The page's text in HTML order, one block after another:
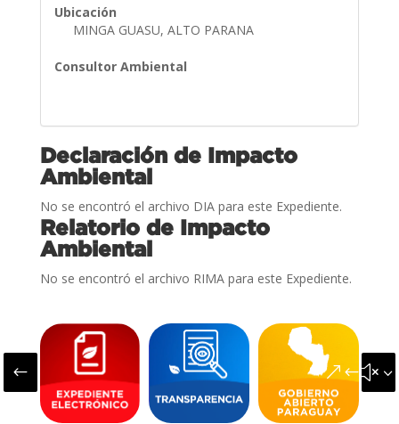
Ubicación
MINGA GUASU, ALTO PARANA
Consultor Ambiental
Declaración de Impacto
Ambiental
No se encontró el archivo DIA para este Expediente.
Relatorio de Impacto
Ambiental
No se encontró el archivo RIMA para este Expediente.
#